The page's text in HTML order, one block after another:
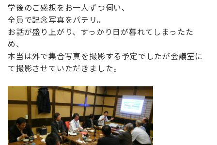
学後のご感想をお一人ずつ伺い、
全員で記念写真をパチリ。
お話が盛り上がり、すっかり日が暮れてしまったた
め、
本当は外で集合写真を撮影する予定でしたが会議室に
て撮影させていただきました。